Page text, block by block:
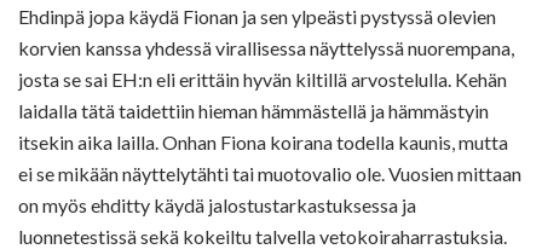
Ehdinpä jopa käydä Fionan ja sen ylpeästi pystyssä olevien
korvien kanssa yhdessä virallisessa näyttelyssä nuorempana,
josta se sai EH:n eli erittäin hyvän kiltillä arvostelulla. Kehän
laidalla tätä taidettiin hieman hämmästellä ja hämmästyin
itsekin aika lailla. Onhan Fiona koirana todella kaunis, mutta
ei se mikään näyttelytähti tai muotovalio ole. Vuosien mittaan
on myös ehditty käydä jalostustarkastuksessa ja
luonnetestissä sekä kokeiltu talvella vetokoiraharrastuksia.